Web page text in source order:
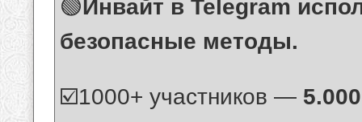
🟢 Инвайт в Telegram
безопасные методы.
☑️1000+ участников —